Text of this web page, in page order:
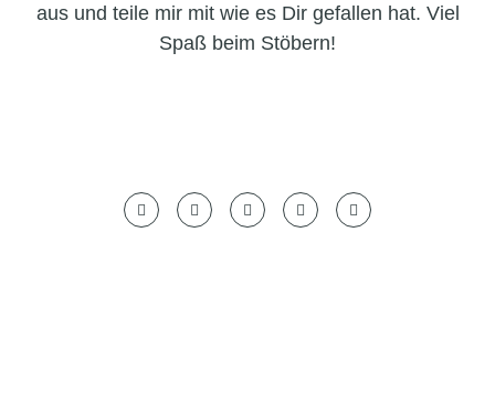
aus und teile mir mit wie es Dir gefallen hat. Viel
Spaß beim Stöbern!